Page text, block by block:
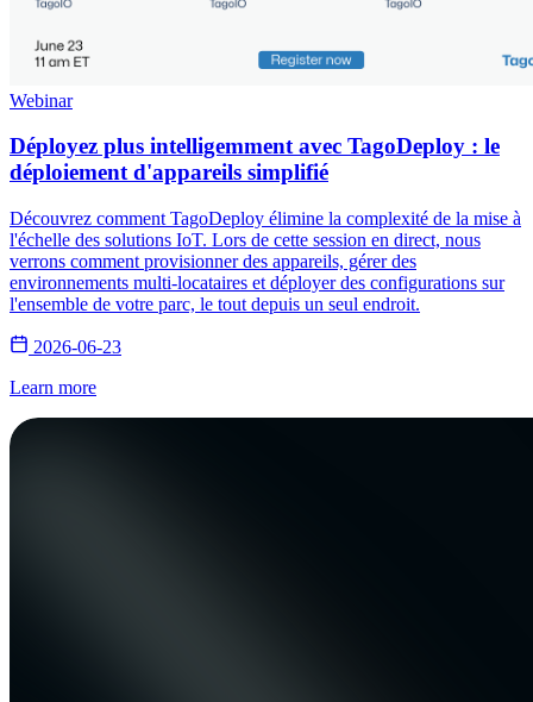
Webinar
Déployez plus intelligemment avec TagoDeploy : le
déploiement d'appareils simplifié
Découvrez comment TagoDeploy élimine la complexité de la mise à
l'échelle des solutions IoT. Lors de cette session en direct, nous
verrons comment provisionner des appareils, gérer des
environnements multi-locataires et déployer des configurations sur
l'ensemble de votre parc, le tout depuis un seul endroit.
2026-06-23
Learn more